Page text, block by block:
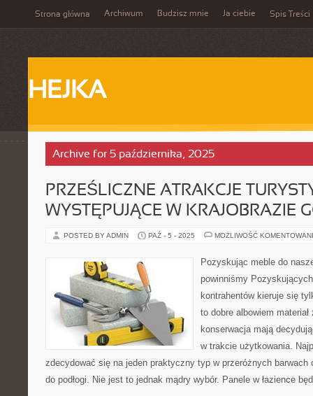
Strona główna Archiwum Budzisz mnie Ja ciebie Spis Treści
HEJKA
Archive for 5 października, 2025
PRZEŚLICZNE ATRAKCJE
WYSTĘPUJĄCE W KRAJOBRAZIE
POSTED BY ADMIN PAŹ - 5 - 2025 MOŻLIWOŚĆ
Pozyskując meble do
powinniśmy
kontrahentów kieruje się
to dobre albowiem
konserwacja mają
w trakcie użytkowania.
zdecydować się na jeden praktyczny typ w przeróżnych barwach
do podłogi. Nie jest to jednak mądry wybór. Panele w łazience